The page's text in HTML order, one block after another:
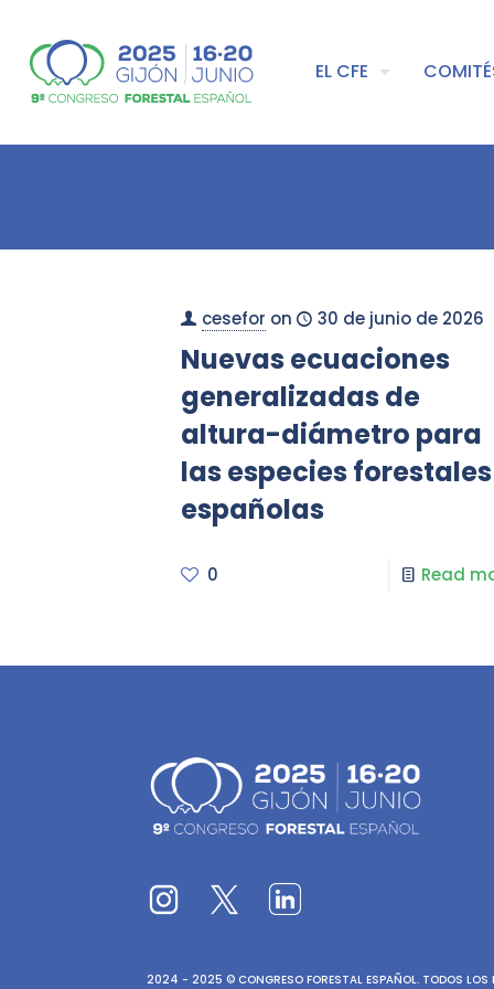
EL CFE
cesefor on 30 de junio de 2026
Nuevas ecuaciones
generalizadas de
altura-diámetro para
las especies forestales
españolas
0 Read
2024 - 2025 © CONGRESO FORESTAL ESPAÑOL. TODOS LOS